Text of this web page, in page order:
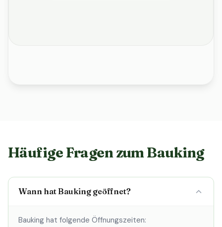
Häufige Fragen zum Bauking
Wann hat Bauking geöffnet?
Bauking hat folgende Öffnungszeiten: